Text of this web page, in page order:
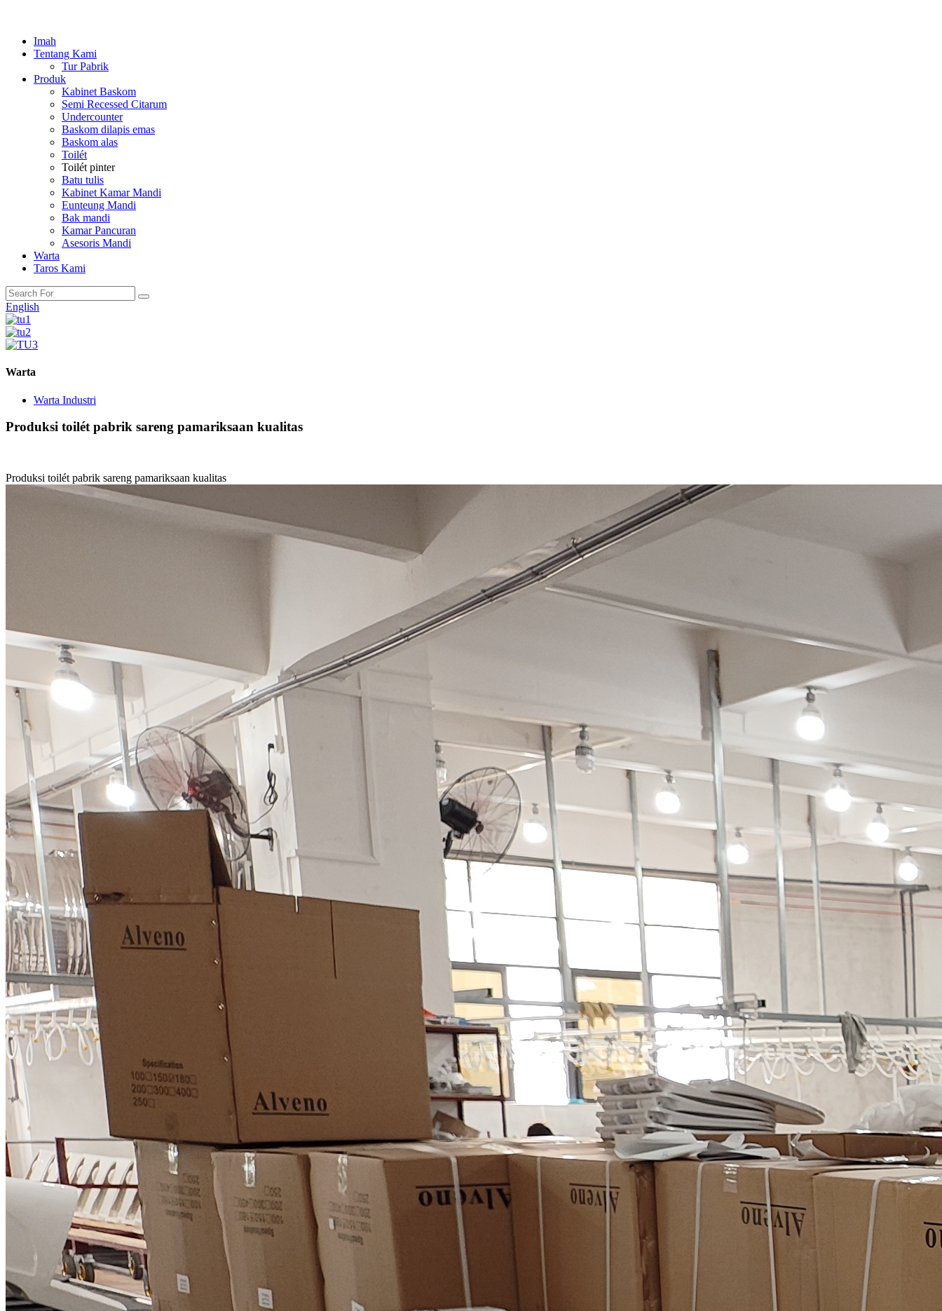
Imah
Tentang Kami
Tur Pabrik
Produk
Kabinet Baskom
Semi Recessed Citarum
Undercounter
Baskom dilapis emas
Baskom alas
Toilét
Toilét pinter
Batu tulis
Kabinet Kamar Mandi
Eunteung Mandi
Bak mandi
Kamar Pancuran
Asesoris Mandi
Warta
Taros Kami
English
Warta
Warta Industri
Produksi toilét pabrik sareng pamariksaan kualitas
Produksi toilét pabrik sareng pamariksaan kualitas